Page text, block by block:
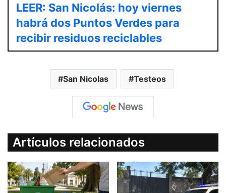
LEER: San Nicolás: hoy viernes
habrá dos Puntos Verdes para
recibir residuos reciclables
San Nicolas Testeos
Artículos relacionados